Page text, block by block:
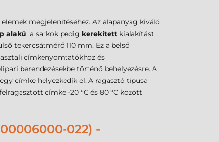
megjelenítéséhez. Az alapanyag kiváló
alakú, a sarkok pedig kerekített kialakítást
tekercsátmérő 110 mm. Ez a belső
címkenyomtatókhoz és
berendezésekbe történő behelyezésre. A
címke helyezkedik el. A ragasztó típusa
címke -20 °C és 80 °C között
022) -